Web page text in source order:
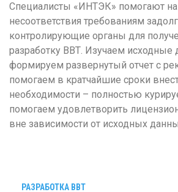
Специалисты «ИНТЭК» помогают
несоответствия требованиям
контролирующие органы для
разработку ВВТ. Изучаем исходные
формируем развернутый отчет с
помогаем в кратчайшие сроки
необходимости – полностью
помогаем удовлетворить
вне зависимости от исходных
РАЗРАБОТКА ВВТ
Пермь
Р
Ростов-на-Дону
Рязань
С
Самара
Севастополь